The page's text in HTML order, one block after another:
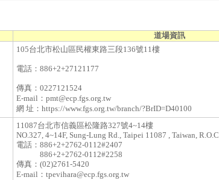
道場資訊
105台北市松山區民權東路三段136號11樓
電話： 886+2+27121177
傳真： 0227121524
E-mail： pmt@ecp.fgs.org.tw
網 址： https://www.fgs.org.tw/branch/?BrID=D40100
11087台北市信義區松隆路327號4~14樓
NO.327, 4~14F, Sung-Lung Rd., Taipei 11087 , Taiwan, R.O.C
電話： 886+2+2762-0112#2407
886+2+2762-0112#2258
傳真： (02)2761-5420
E-mail： tpevihara@ecp.fgs.org.tw